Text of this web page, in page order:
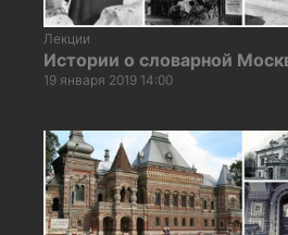
Лекции
Истории о словарной
19 января 2019 14:00